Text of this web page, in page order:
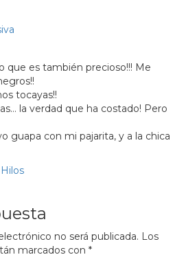
que es también precioso!!! Me
tocayas!!
la verdad que ha costado! Pero
guapa con mi pajarita, y a la chica
no será publicada. Los
marcados con *